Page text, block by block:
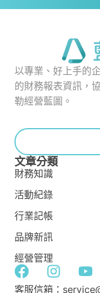
以專業、好上手的
的財務報表資訊，
勒經營藍圖。
文章分類
財務知識
活動紀錄
行業記帳
品牌新訊
經營管理
客服信箱：